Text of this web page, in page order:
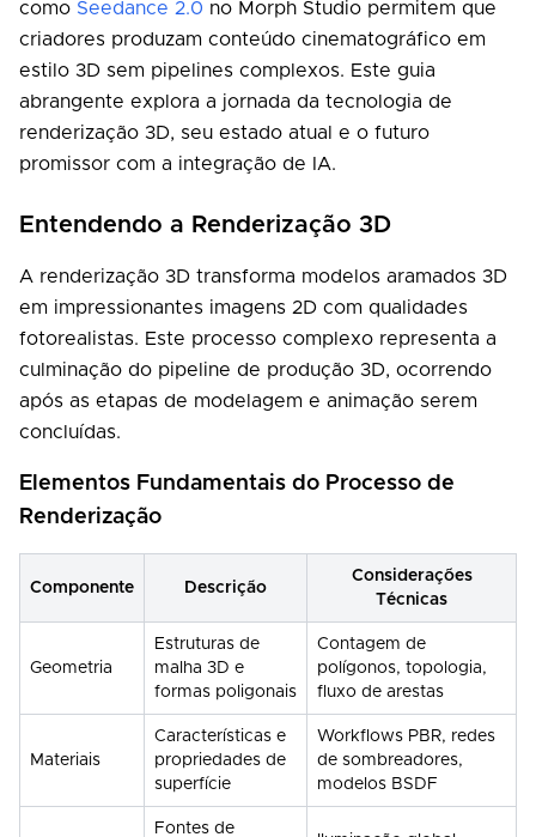
como Seedance 2.0 no Morph Studio permitem que
criadores produzam conteúdo cinematográfico em
estilo 3D sem pipelines complexos. Este guia
abrangente explora a jornada da tecnologia de
renderização 3D, seu estado atual e o futuro
promissor com a integração de IA.
Entendendo a Renderização 3D
A renderização 3D transforma modelos aramados 3D
em impressionantes imagens 2D com qualidades
fotorealistas. Este processo complexo representa a
culminação do pipeline de produção 3D, ocorrendo
após as etapas de modelagem e animação serem
concluídas.
Elementos Fundamentais do Processo de
Renderização
Componente Descrição
Considerações
Técnicas
Geometria
Estruturas de
malha 3D e
formas poligonais
Contagem de
polígonos, topologia,
fluxo de arestas
Materiais
Características e
propriedades de
superfície
Workflows PBR, redes
de sombreadores,
modelos BSDF
Fontes de